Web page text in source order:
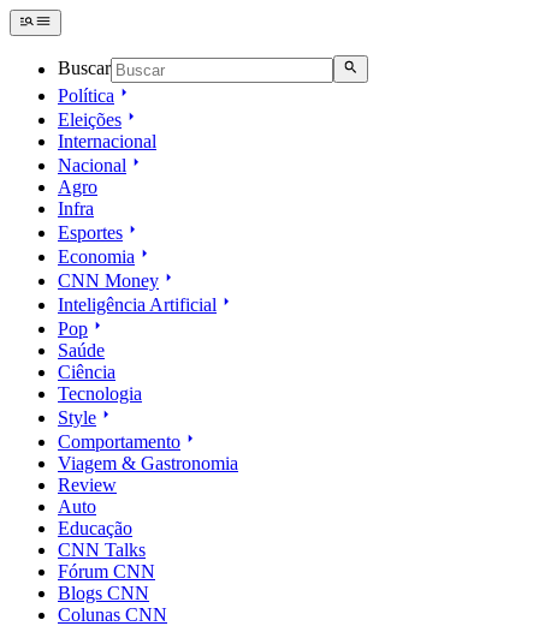
Buscar
Política
Eleições
Internacional
Nacional
Agro
Infra
Esportes
Economia
CNN Money
Inteligência Artificial
Pop
Saúde
Ciência
Tecnologia
Style
Comportamento
Viagem & Gastronomia
Review
Auto
Educação
CNN Talks
Fórum CNN
Blogs CNN
Colunas CNN